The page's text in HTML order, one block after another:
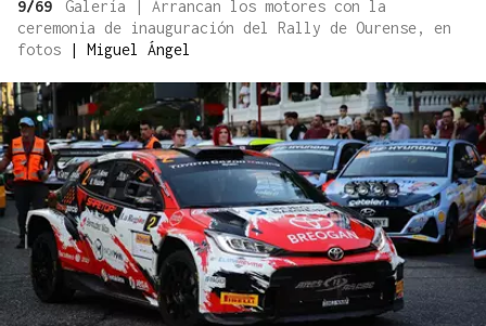
9/69
Galería | Arrancan los motores con la
ceremonia de inauguración del Rally de Ourense, en
fotos
| Miguel Ángel